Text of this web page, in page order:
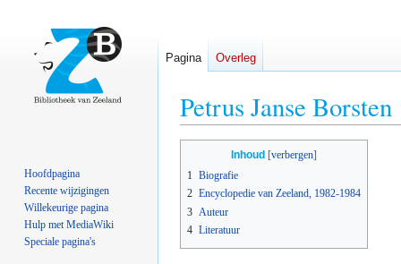
Petrus Janse Borsten
navigatie
springen
zoeken
springen
Inhoud
1 Biografie
2 Encyclopedie van Zeeland, 1982-1984
3 Auteur
4 Literatuur
Pagina Overleg
Hoofdpagina
Recente wijzigingen
Willekeurige pagina
Hulp met MediaWiki
Speciale pagina's